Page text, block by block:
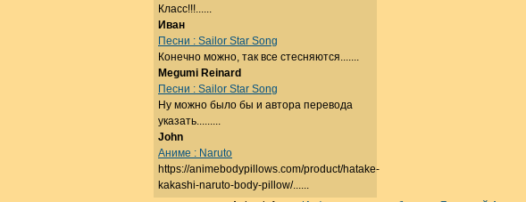
Класс!!!......
Иван
Песни : Sailor Star Song
Конечно можно, так все стесняются.......
Megumi Reinard
Песни : Sailor Star Song
Ну можно было бы и автора перевода
указать.........
John
Аниме : Naruto
https://animebodypillows.com/product/hatake-
kakashi-naruto-body-pillow/......